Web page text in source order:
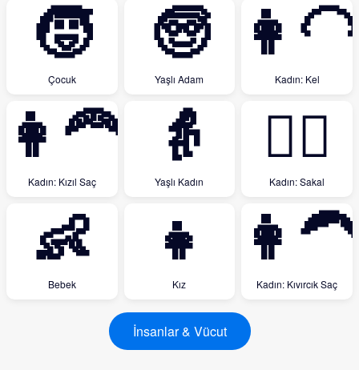
🧒
Çocuk
🧓
Yaşlı Adam
👩‍🦲
Kadın: Kel
👩‍🦰
Kadın: Kızıl Saç
👵
Yaşlı Kadın
🧔‍♀️
Kadın: Sakal
👶
Bebek
👧
Kız
👩‍🦱
Kadın: Kıvırcık Saç
İnsanlar & Vücut